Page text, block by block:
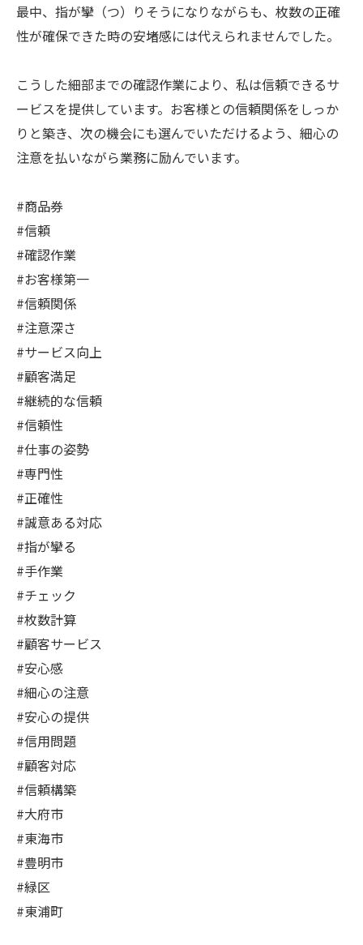
最中、指が攣（つ）りそうになりながらも、枚数の正確
性が確保できた時の安堵感には代えられませんでした。
こうした細部までの確認作業により、私は信頼できるサ
ービスを提供しています。お客様との信頼関係をしっか
りと築き、次の機会にも選んでいただけるよう、細心の
注意を払いながら業務に励んでいます。
#商品券
#信頼
#確認作業
#お客様第一
#信頼関係
#注意深さ
#サービス向上
#顧客満足
#継続的な信頼
#信頼性
#仕事の姿勢
#専門性
#正確性
#誠意ある対応
#指が攣る
#手作業
#チェック
#枚数計算
#顧客サービス
#安心感
#細心の注意
#安心の提供
#信用問題
#顧客対応
#信頼構築
#大府市
#東海市
#豊明市
#緑区
#東浦町